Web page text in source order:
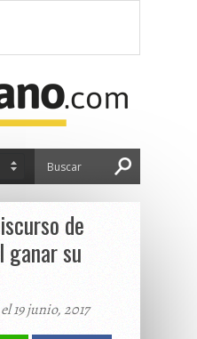
de
ganar su
19 junio, 2017